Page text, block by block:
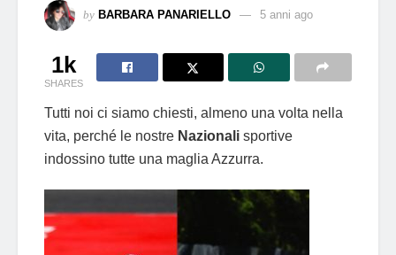
by BARBARA PANARIELLO 5 anni ago
1k
SHARES
Tutti noi ci siamo chiesti, almeno una volta nella
vita, perché le nostre Nazionali sportive
indossino tutte una maglia Azzurra.